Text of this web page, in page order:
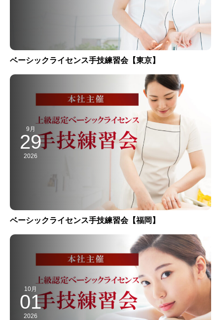
ベーシックライセンス手技練習会【東京】
9月
29
2026
ベーシックライセンス手技練習会【福岡】
10月
01
2026